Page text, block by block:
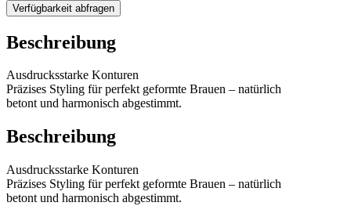
Verfügbarkeit abfragen
Beschreibung
Ausdrucksstarke Konturen
Präzises Styling für perfekt geformte Brauen – natürlich
betont und harmonisch abgestimmt.
Beschreibung
Ausdrucksstarke Konturen
Präzises Styling für perfekt geformte Brauen – natürlich
betont und harmonisch abgestimmt.